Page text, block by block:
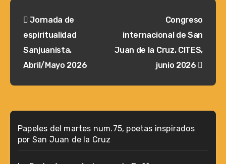
de
entradas
Jornada de
espiritualidad
Sanjuanista.
Abril/Mayo 2026
Congreso
internacional de San
Juan de la Cruz. CITES,
junio 2026
Papeles del martes num.75, poetas inspirados
por San Juan de la Cruz